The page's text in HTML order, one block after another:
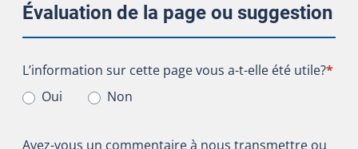
Évaluation de la page ou suggestion
L’information sur cette page vous a-t-elle été utile?
L’information sur cette page vous a-t-elle été utile?*
Oui
Non
Avez-vous un commentaire à nous transmettre ou